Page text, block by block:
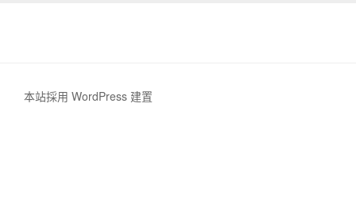
本站採用 WordPress 建置